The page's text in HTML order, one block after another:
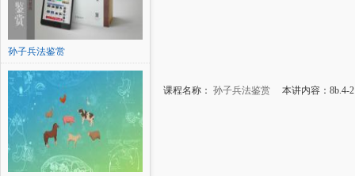
孙子兵法鉴赏
课程名称： 孙子兵法鉴赏 本讲内容：8b.4-